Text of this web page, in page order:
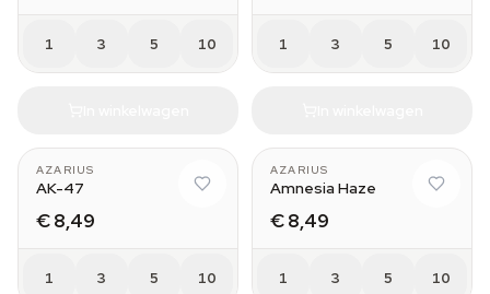
1 3 5 10 1 3 5 10
AZARIUS
AK-47
€ 8,49
1 3 5 10
AZARIUS
Amnesia Haze
€ 8,49
1 3 5 10